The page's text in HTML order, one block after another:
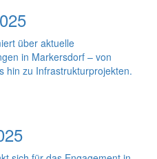
über aktuelle
in Markersdorf – von
hin zu Infrastrukturprojekten.